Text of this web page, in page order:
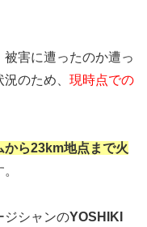
害に遭ったのか遭っ
のため、 現時点での
から23km地点まで火
ジシャンのYOSHIKI